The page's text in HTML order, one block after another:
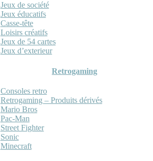
Jeux de société
Jeux éducatifs
Casse-tête
Loisirs créatifs
Jeux de 54 cartes
Jeux d’exterieur
Retrogaming
Consoles retro
Retrogaming – Produits dérivés
Mario Bros
Pac-Man
Street Fighter
Sonic
Minecraft